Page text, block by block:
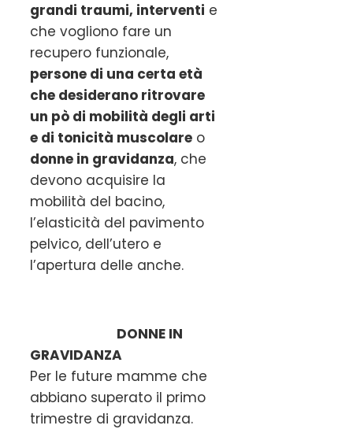
grandi traumi, interventi e
che vogliono fare un
recupero funzionale,
persone di una certa età
che desiderano ritrovare
un pò di mobilità degli arti
e di tonicità muscolare o
donne in gravidanza, che
devono acquisire la
mobilità del bacino,
l’elasticità del pavimento
pelvico, dell’utero e
l’apertura delle anche.
DONNE IN
GRAVIDANZA
Per le future mamme che
abbiano superato il primo
trimestre di gravidanza.